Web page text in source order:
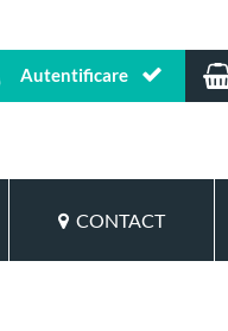
Autentificare
CONTACT